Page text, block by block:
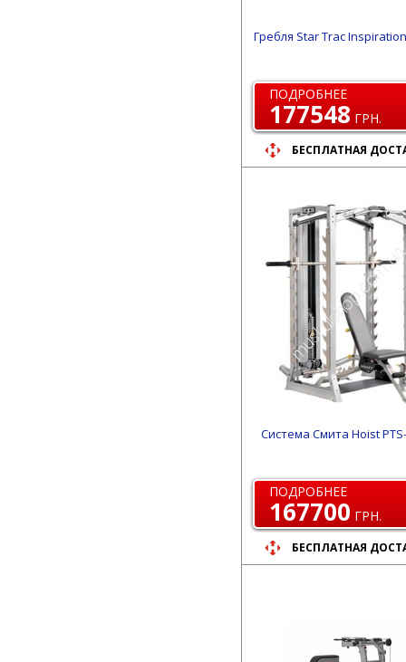
Гребля Star Trac
ПОДРОБНЕЕ
177548 ГРН.
БЕСПЛАТНАЯ
Система Смита Hoist
ПОДРОБНЕЕ
167700 ГРН.
БЕСПЛАТНАЯ